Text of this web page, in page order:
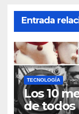
Entrada
TECNOLOGÍA
Los 10
de todos